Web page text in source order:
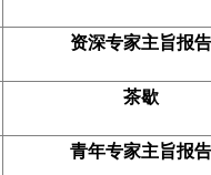
资深专家主旨报告
茶歇
青年专家主旨报告